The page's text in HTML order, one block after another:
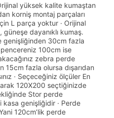
yüksek kalite kumaştan
korniş montaj parçaları
L parça yoktur · Orijinal
dayanıklı kumaş.
genişliğinden 30cm fazla
100cm ise
zebra perde
fazla olursa dışarıdan
· Seçeceğiniz ölçüler En
120X200 seçtiğinizde
Stor perde
genişliğidir · Perde
120cm’lik perde